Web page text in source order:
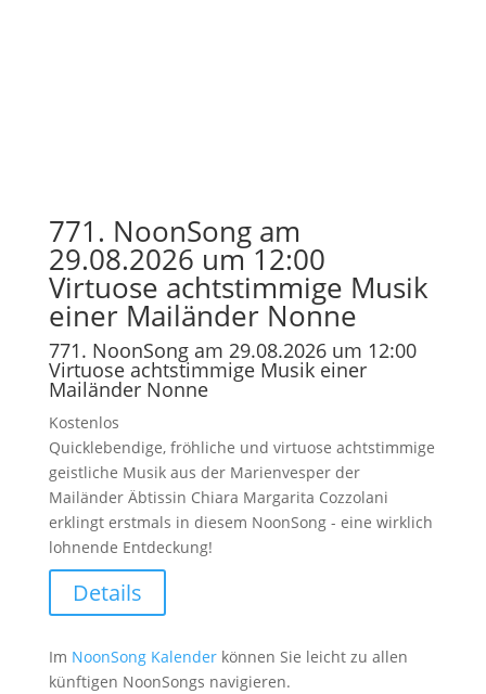
771. NoonSong am
29.08.2026 um 12:00
Virtuose achtstimmige Musik
einer Mailänder Nonne
771. NoonSong am 29.08.2026 um 12:00
Virtuose achtstimmige Musik einer
Mailänder Nonne
Kostenlos
Quicklebendige, fröhliche und virtuose achtstimmige
geistliche Musik aus der Marienvesper der
Mailänder Äbtissin Chiara Margarita Cozzolani
erklingt erstmals in diesem NoonSong - eine wirklich
lohnende Entdeckung!
Details
Im NoonSong Kalenderkönnen Sie leicht zu allen
künftigen NoonSongs navigieren.